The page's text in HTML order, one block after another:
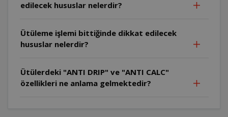
edilecek hususlar nelerdir?
Ütüleme işlemi bittiğinde dikkat edilecek
hususlar nelerdir?
Ütülerdeki "ANTI DRIP" ve "ANTI CALC"
özellikleri ne anlama gelmektedir?